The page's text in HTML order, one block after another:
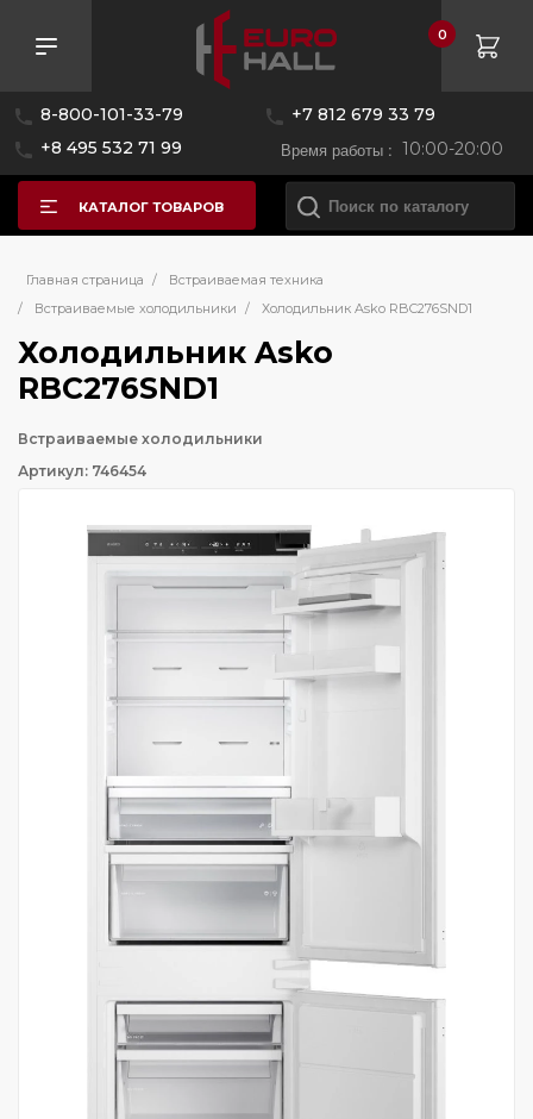
8-800-101-33-79
+7 812 679 33 79
+8 495 532 71 99
Время работы : 10:00-20:00
0
КАТАЛОГ ТОВАРОВ
Главная страница /
Встраиваемая техника
/
Встраиваемые холодильники / Холодильник Asko RBC276SND1
Холодильник Asko
RBC276SND1
Встраиваемые холодильники
Артикул: 746454